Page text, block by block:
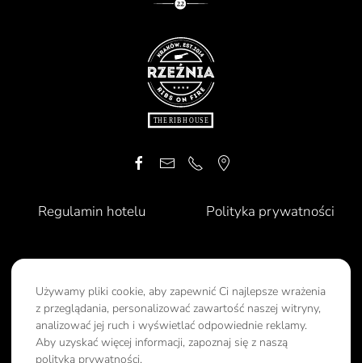
Regulamin hotelu Polityka prywatności
KOPERNIKA 8
TEL.+48 725 550 556 , E-MAIL: INFO@PARKSIDEKRAKOW.PL
© [ROK]LITEX HORECA SP. Z O.O., UL. STAROPRZYGODZKA 117, 63-400 OSTRÓW
Używamy pliki cookie, aby zapewnić Ci najlepsze wrażenia
z przeglądania, personalizować zawartość naszej witryny,
analizować jej ruch i wyświetlać odpowiednie reklamy.
Aby uzyskać więcej informacji, zapoznaj się z naszą
polityką prywatności.